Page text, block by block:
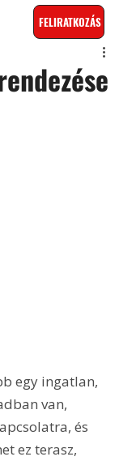
FELIRATKOZÁS
egy ingatlan,
van,
és
ez terasz,